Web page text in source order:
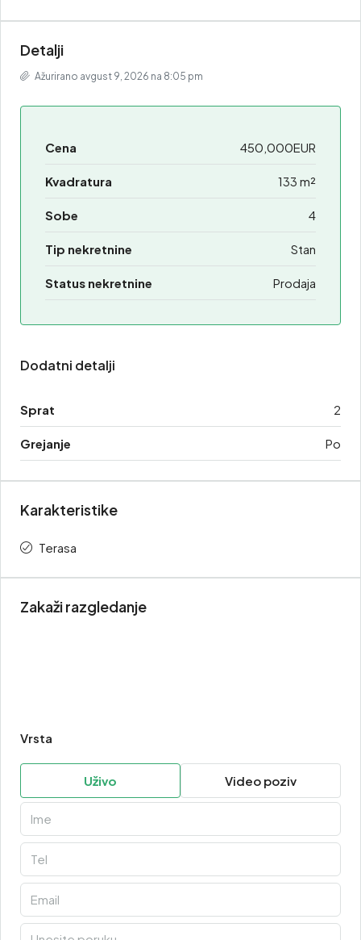
Detalji
Ažurirano avgust 9, 2026 na 8:05 pm
Cena 450,000EUR
Kvadratura 133 m²
Sobe 4
Tip nekretnine Stan
Status nekretnine Prodaja
Dodatni detalji
Sprat 2
Grejanje Po
Karakteristike
Terasa
Zakaži razgledanje
Vrsta
Uživo Video poziv